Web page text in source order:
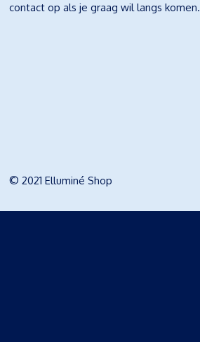
contact op als je graag wil langs komen.
© 2021 Elluminé Shop